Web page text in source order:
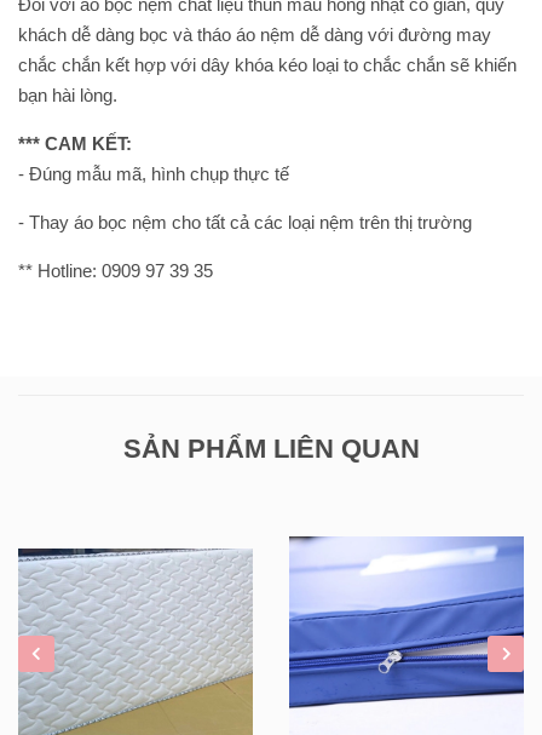
khách dễ dàng bọc và tháo áo nệm dễ dàng với đường may
chắc chắn kết hợp với dây khóa kéo loại to chắc chắn sẽ khiến
bạn hài lòng.
*** CAM KẾT:
- Đúng mẫu mã, hình chụp thực tế
- Thay áo bọc nệm cho tất cả các loại nệm trên thị trường
** Hotline: 0909 97 39 35
SẢN PHẨM LIÊN QUAN